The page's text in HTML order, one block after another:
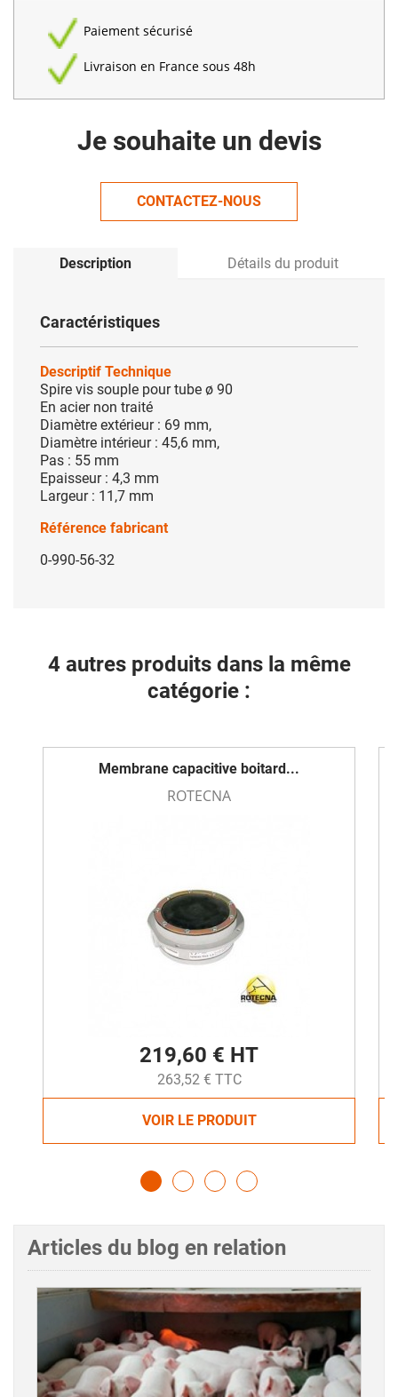
Paiement sécurisé
Livraison en France sous 48h
Je souhaite un devis
CONTACTEZ-NOUS
Description Détails du produit
Caractéristiques
Descriptif Technique
Spire vis souple pour tube ø 90
En acier non traité
Diamètre extérieur : 69 mm,
Diamètre intérieur : 45,6 mm,
Pas : 55 mm
Epaisseur : 4,3 mm
Largeur : 11,7 mm
Référence fabricant
0-990-56-32
4 autres produits dans la même
catégorie :
Membrane capacitive boitard...
ROTECNA
219,60 € HT
263,52 € TTC
VOIR LE PRODUIT
Articles du blog en relation